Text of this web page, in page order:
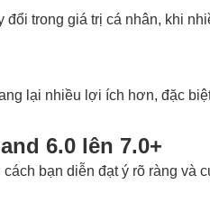
trong giá trị cá nhân, khi
lại nhiều lợi ích hơn, đặc
6.0 lên 7.0+
bạn diễn đạt ý rõ ràng và